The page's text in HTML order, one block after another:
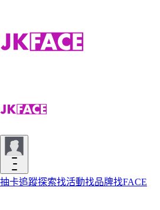
抽卡追蹤探索找活動找品牌找FACE